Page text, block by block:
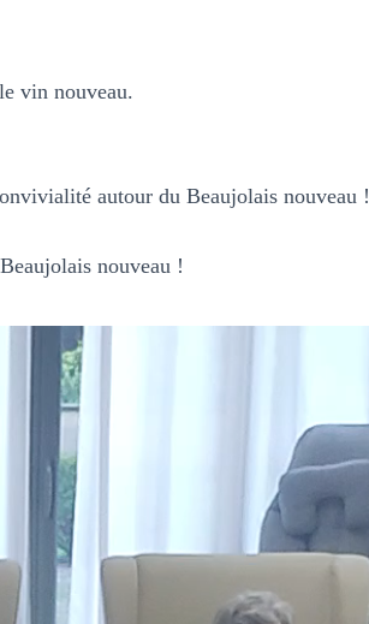
vin nouveau.
autour du Beaujolais nouveau !
nouveau !